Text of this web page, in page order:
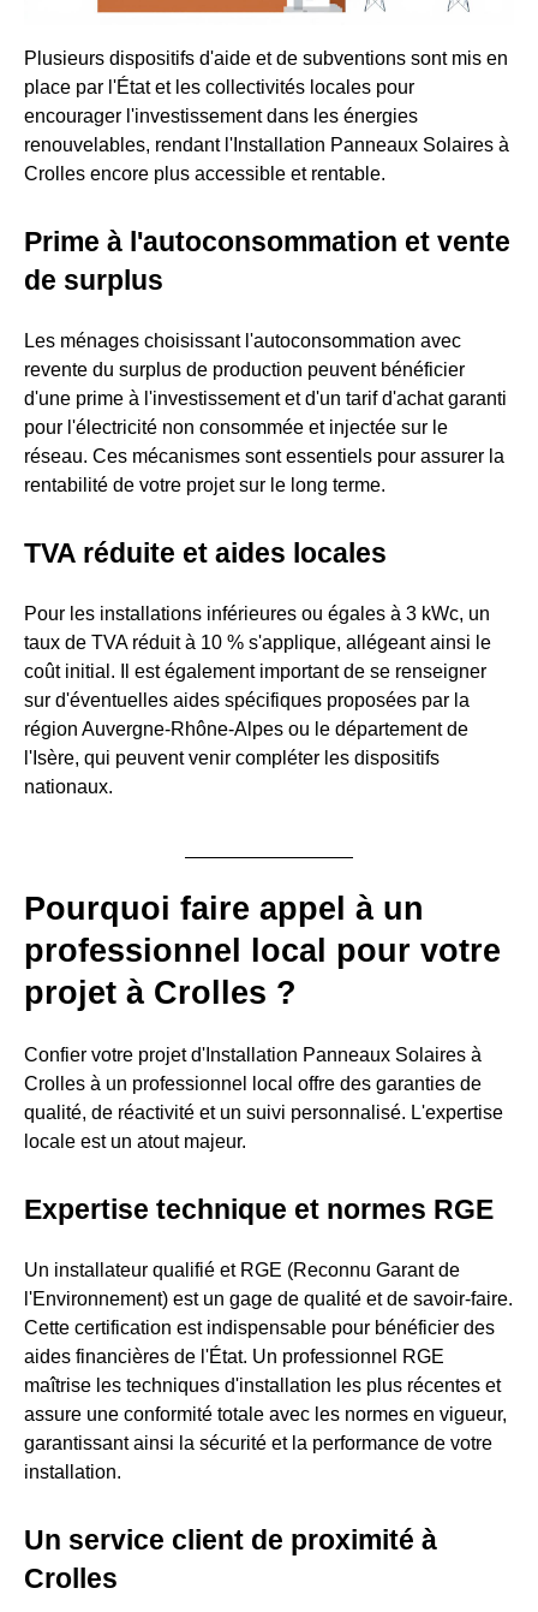
Plusieurs dispositifs d'aide et de subventions sont mis en
place par l'État et les collectivités locales pour
encourager l'investissement dans les énergies
renouvelables, rendant l'Installation Panneaux Solaires à
Crolles encore plus accessible et rentable.
Prime à l'autoconsommation et vente
de surplus
Les ménages choisissant l'autoconsommation avec
revente du surplus de production peuvent bénéficier
d'une prime à l'investissement et d'un tarif d'achat garanti
pour l'électricité non consommée et injectée sur le
réseau. Ces mécanismes sont essentiels pour assurer la
rentabilité de votre projet sur le long terme.
TVA réduite et aides locales
Pour les installations inférieures ou égales à 3 kWc, un
taux de TVA réduit à 10 % s'applique, allégeant ainsi le
coût initial. Il est également important de se renseigner
sur d'éventuelles aides spécifiques proposées par la
région Auvergne-Rhône-Alpes ou le département de
l'Isère, qui peuvent venir compléter les dispositifs
nationaux.
Pourquoi faire appel à un
professionnel local pour votre
projet à Crolles ?
Confier votre projet d'Installation Panneaux Solaires à
Crolles à un professionnel local offre des garanties de
qualité, de réactivité et un suivi personnalisé. L'expertise
locale est un atout majeur.
Expertise technique et normes RGE
Un installateur qualifié et RGE (Reconnu Garant de
l'Environnement) est un gage de qualité et de savoir-faire.
Cette certification est indispensable pour bénéficier des
aides financières de l'État. Un professionnel RGE
maîtrise les techniques d'installation les plus récentes et
assure une conformité totale avec les normes en vigueur,
garantissant ainsi la sécurité et la performance de votre
installation.
Un service client de proximité à
Crolles